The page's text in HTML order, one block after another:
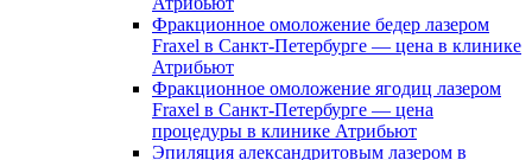
Фракционное омоложение бедер лазером
Fraxel в Санкт-Петербурге — цена в клинике
Атрибьют
Фракционное омоложение ягодиц лазером
Fraxel в Санкт-Петербурге — цена
процедуры в клинике Атрибьют
Эпиляция александритовым лазером в